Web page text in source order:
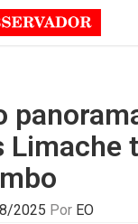
Limache
2025 Por EO